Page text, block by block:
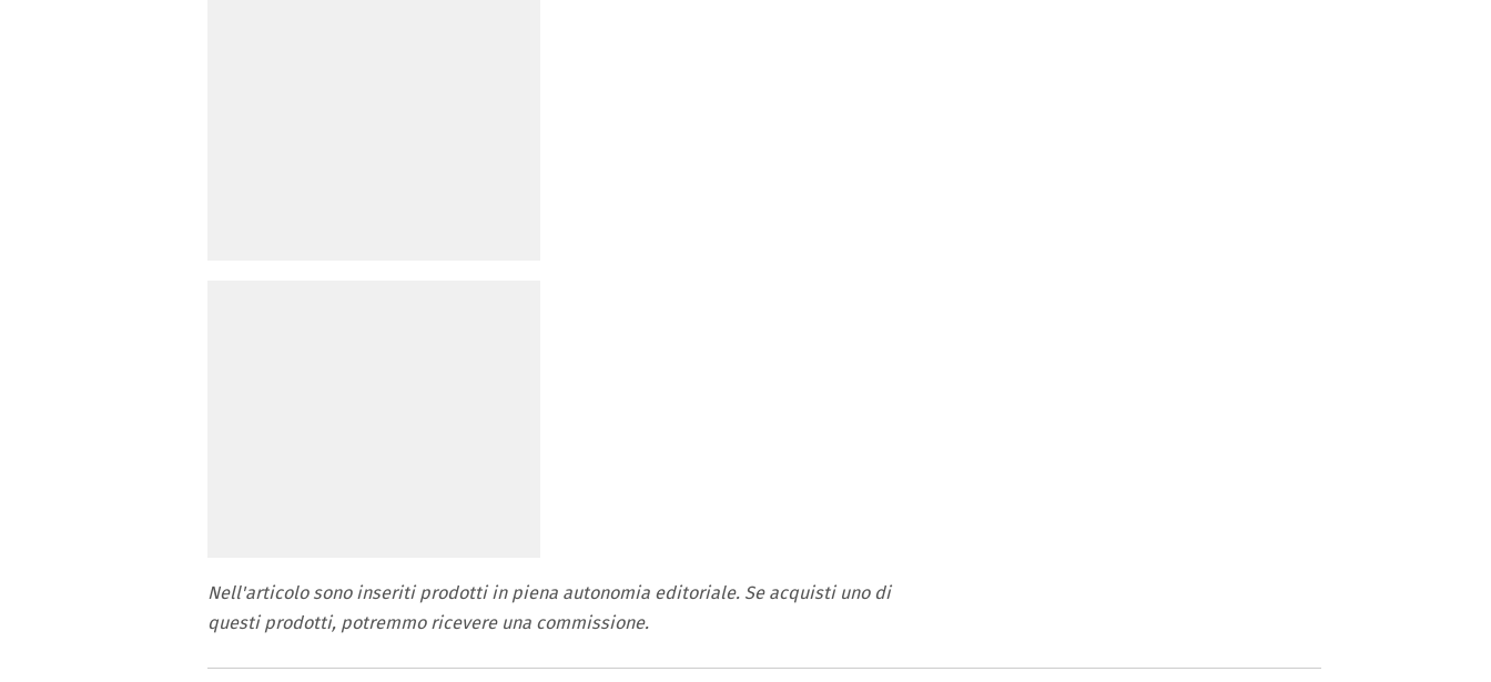
Nell'articolo sono inseriti prodotti in piena autonomia editoriale. Se acquisti uno di
questi prodotti, potremmo ricevere una commissione.